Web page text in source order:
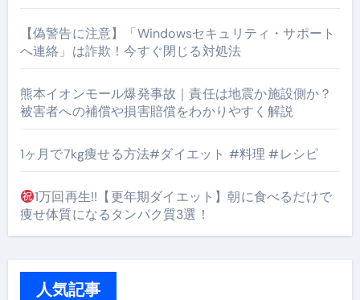
【偽警告に注意】「Windowsセキュリティ・サポート
へ連絡」は詐欺！今すぐ閉じる対処法
熊本イオンモール爆発事故｜責任は地震か施設側か？
被害者への補償や損害賠償をわかりやすく解説
1ヶ月で7kg痩せる方法#ダイエット #料理 #レシピ
1万回再生!!【更年期ダイエット】朝に食べるだけで
痩せ体質になるタンパク質3選！
人気記事